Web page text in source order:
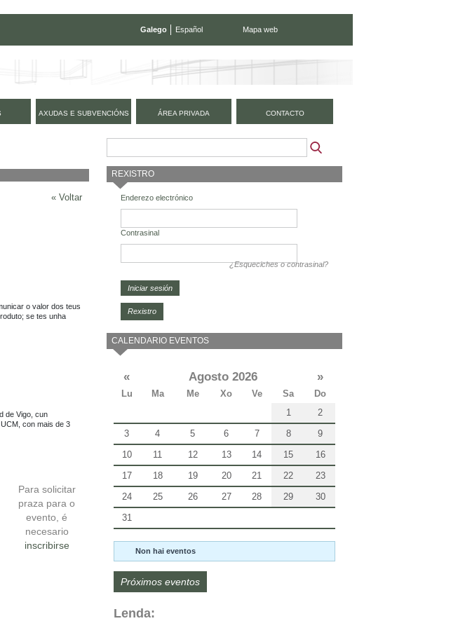
Galego Español Mapa web
AXUDAS E SUBVENCIÓNS ÁREA PRIVADA CONTACTO
« Voltar
o valor dos teus
se tes unha
de Vigo, cun
con mais de 3
Para solicitar
praza para o
evento, é
necesario
inscribirse
REXISTRO
Enderezo electrónico
Contrasinal
¿Esqueciches o contrasinal?
Rexistro
CALENDARIO EVENTOS
« Agosto 2026 »
Lu Ma Me Xo Ve Sa
Do
1
2
3
4 5 6 7 8
9
10
11 12 13 14 15
16
17
18 19 20 21 22
23
24
25 26 27 28 29
30
31
Non hai eventos
Próximos eventos
Lenda: